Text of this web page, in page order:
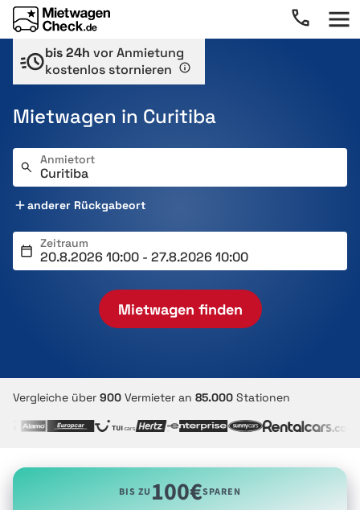
bis 24h vor Anmietung
kostenlos stornieren
Mietwagen in Curitiba
Anmietort
anderer Rückgabeort
Zeitraum
Mietwagen finden
Vergleiche über 900 Vermieter an 85.000 Stationen
BIS ZU100€SPAREN